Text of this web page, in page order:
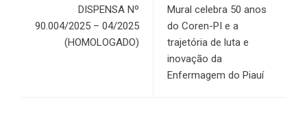
DISPENSA Nº
90.004/2025 – 04/2025
(HOMOLOGADO)
Mural celebra 50 anos
do Coren-PI e a
trajetória de luta e
inovação da
Enfermagem do Piauí